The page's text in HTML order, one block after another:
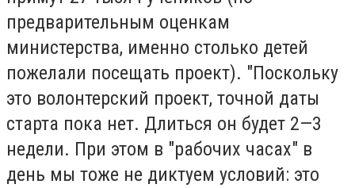
предварительным оценкам
министерства, именно столько детей
пожелали посещать проект). "Поскольку
это волонтерский проект, точной даты
старта пока нет. Длиться он будет 2—3
недели. При этом в "рабочих часах" в
день мы тоже не диктуем условий: это